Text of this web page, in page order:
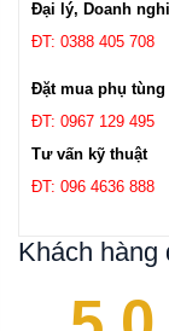
Đại lý, Doanh
ĐT: 0388 405 708
Đặt mua phụ tùng
ĐT: 0967 129 495
Tư vấn kỹ thuật
ĐT: 096 4636 888
Khách hàng